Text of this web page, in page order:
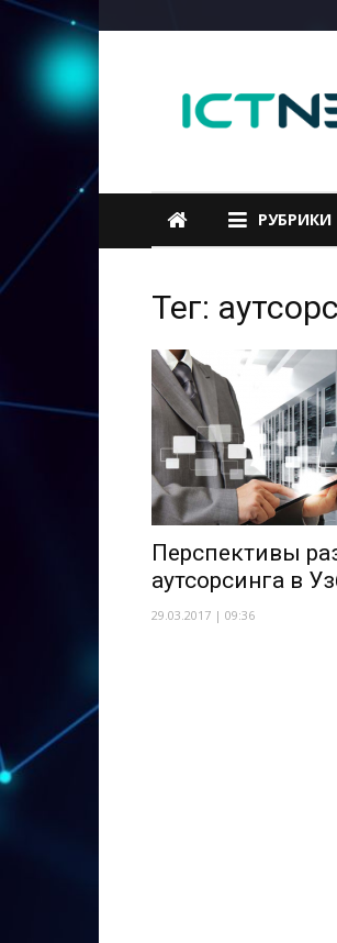
РУБРИКИ
Тег:
Перспективы
аутсорсинга в
29.03.2017 | 09:36